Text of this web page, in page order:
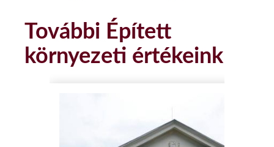
További Épített
környezeti értékeink